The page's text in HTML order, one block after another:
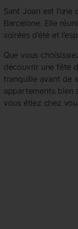
Sant Joan est
Barcelone. Elle
soirées d’été et
Que vous
découvrir une fête
tranquille avant de
appartements bien
vous étiez chez